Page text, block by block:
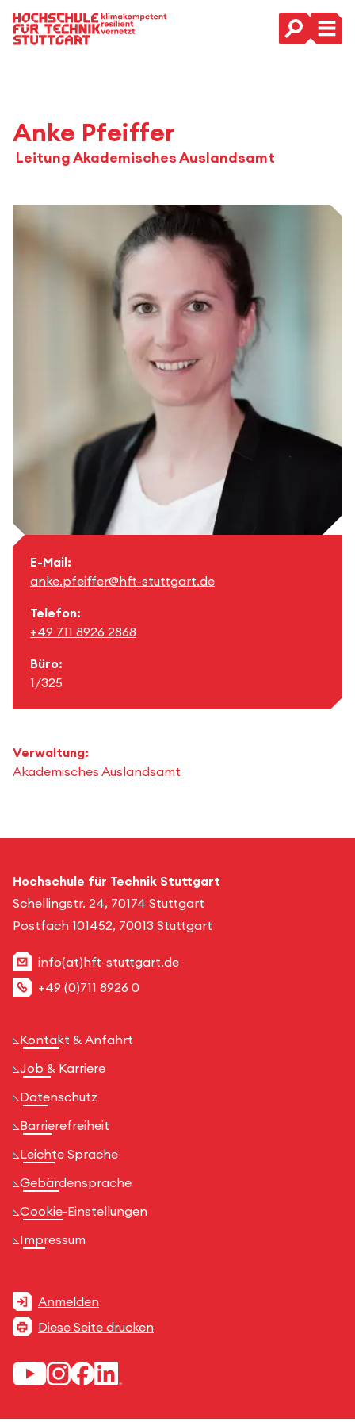
Hauptnavigation
Anke Pfeiffer
Leitung Akademisches Auslandsamt
Verwaltung:
Akademisches Auslandsamt
E-Mail:
anke.pfeiffer@hft-stuttgart.de
Telefon:
+49 711 8926 2868
Büro:
1/325
Hochschule für Technik Stuttgart
Schellingstr. 24, 70174 Stuttgart
Postfach 101452, 70013 Stuttgart
info(at)hft-stuttgart.de
+49 (0)711 8926 0
Kontakt & Anfahrt
Job & Karriere
Datenschutz
Barrierefreiheit
Leichte Sprache
Gebärdensprache
Cookie-Einstellungen
Impressum
Anmelden
Diese Seite drucken